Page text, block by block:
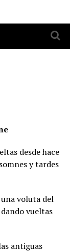
desde hace
y tardes
voluta del
vueltas
antiguas